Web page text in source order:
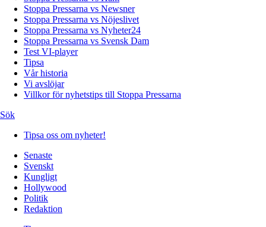
Stoppa Pressarna vs Newsner
Stoppa Pressarna vs Nöjeslivet
Stoppa Pressarna vs Nyheter24
Stoppa Pressarna vs Svensk Dam
Test VI-player
Tipsa
Vår historia
Vi avslöjar
Villkor för nyhetstips till Stoppa Pressarna
Sök
Tipsa oss om nyheter!
Senaste
Svenskt
Kungligt
Hollywood
Politik
Redaktion